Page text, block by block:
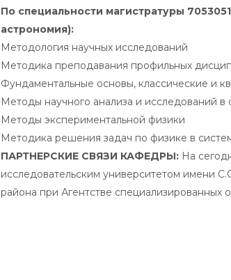
По специальности магистратуры
астрономия):
Методология научных исследований
Методика преподавания профильных
Фундаментальные основы, классические и
Методы научного анализа и исследований
Методы экспериментальной физики
Методика решения задач по физике в
ПАРТНЕРСКИЕ СВЯЗИ КАФЕДРЫ: На
исследовательским университетом имени
района при Агентстве специализированных